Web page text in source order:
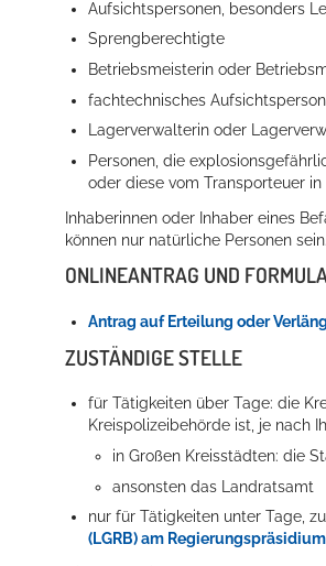
Aufsichtspersonen, besonders
Sprengberechtigte
Betriebsmeisterin oder
fachtechnisches
Lagerverwalterin oder
Personen, die
oder diese vom Transporteuer
Inhaberinnen oder Inhaber eines
können nur natürliche Personen sein.
ONLINEANTRAG UND
Antrag auf Erteilung oder
ZUSTÄNDIGE STELLE
für Tätigkeiten über Tage: die
Kreispolizeibehörde ist, je nach
in Großen Kreisstädten: die
ansonsten das Landratsamt
nur für Tätigkeiten unter Tage,
(LGRB) am